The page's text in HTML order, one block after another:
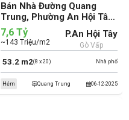
Bán Nhà Đường Quang
Trung, Phường An Hội Tây,
Quận Gò Vấp (cũ)
Nhà phố
53.2 m2(8 x 20)
7,6 Tỷ
~143 Triệu/m2
P.An Hội Tây
Gò Vấp
06-12-2025
Hẻm Quang Trung